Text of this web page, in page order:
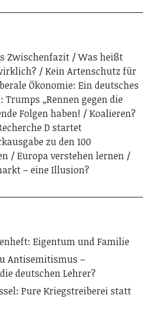
Zwischenfazit
Was heißt
Kein Artenschutz für
Ökonomie: Ein deutsches
Trumps „Rennen gegen die
Folgen haben!
Koalieren?
D startet
zu den 100
Europa verstehen lernen
– eine Illusion?
Eigentum und Familie
Antisemitismus –
deutschen Lehrer?
Pure Kriegstreiberei statt